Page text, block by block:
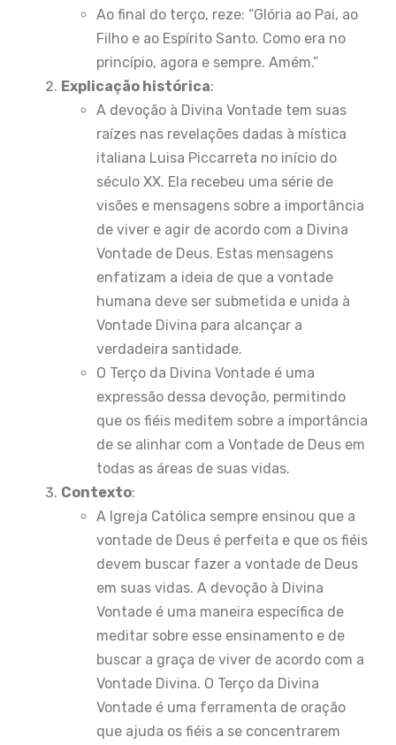
Ao final do terço, reze: “Glória ao Pai, ao
Filho e ao Espírito Santo. Como era no
princípio, agora e sempre. Amém.”
Explicação histórica:
A devoção à Divina Vontade tem suas
raízes nas revelações dadas à mística
italiana Luisa Piccarreta no início do
século XX. Ela recebeu uma série de
visões e mensagens sobre a importância
de viver e agir de acordo com a Divina
Vontade de Deus. Estas mensagens
enfatizam a ideia de que a vontade
humana deve ser submetida e unida à
Vontade Divina para alcançar a
verdadeira santidade.
O Terço da Divina Vontade é uma
expressão dessa devoção, permitindo
que os fiéis meditem sobre a importância
de se alinhar com a Vontade de Deus em
todas as áreas de suas vidas.
Contexto:
A Igreja Católica sempre ensinou que a
vontade de Deus é perfeita e que os fiéis
devem buscar fazer a vontade de Deus
em suas vidas. A devoção à Divina
Vontade é uma maneira específica de
meditar sobre esse ensinamento e de
buscar a graça de viver de acordo com a
Vontade Divina. O Terço da Divina
Vontade é uma ferramenta de oração
que ajuda os fiéis a se concentrarem